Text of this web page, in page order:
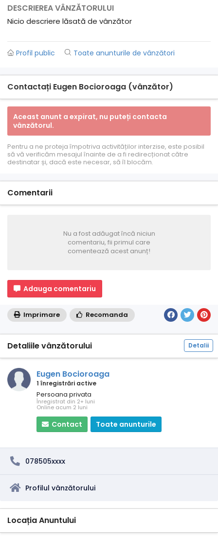
DESCRIEREA VÂNZĂTORULUI
Nicio descriere lăsată de vânzător
Profil public Toate anunturile de vânzători
Contactați Eugen Bocioroaga (vânzător)
Aceast anunt a expirat, nu puteți contacta
vânzătorul.
Pentru a ne proteja împotriva activităților interzise, ​​este posibil
să vă verificăm mesajul înainte de a fi redirecționat către
destinatar și, dacă este necesar, să îl blocăm.
Comentarii
Nu a fost adăugat încă niciun
comentariu, fii primul care
comentează acest anunț!
Adauga comentariu
Imprimare Recomanda
Detaliile vânzătorului Detalii
Eugen Bocioroaga
1 înregistrări active
Persoana privata
Înregistrat din 2+ luni
Online acum 2 luni
Contact Toate anunturile
078505xxxx
Profilul vânzătorului
Locația Anuntului